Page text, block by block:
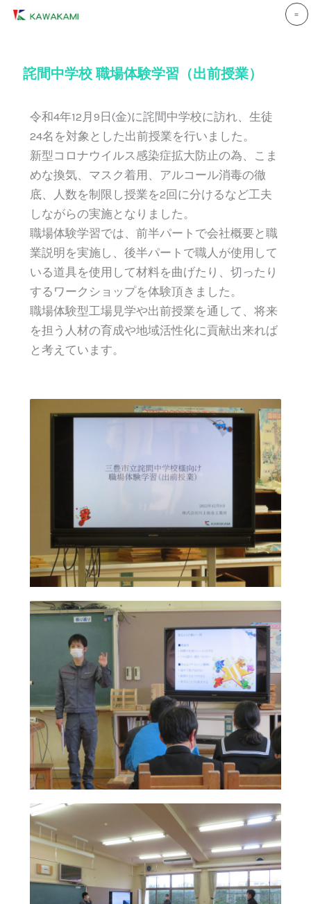
詫間中学校 職場体験学習（出前授業）
令和4年12月9日(金)に詫間中学校に訪れ、生徒
24名を対象とした出前授業を行いました。
新型コロナウイルス感染症拡大防止の為、こま
めな換気、マスク着用、アルコール消毒の徹
底、人数を制限し授業を2回に分けるなど工夫
しながらの実施となりました。
職場体験学習では、前半パートで会社概要と職
業説明を実施し、後半パートで職人が使用して
いる道具を使用して材料を曲げたり、切ったり
するワークショップを体験頂きました。
職場体験型工場見学や出前授業を通して、将来
を担う人材の育成や地域活性化に貢献出来れば
と考えています。